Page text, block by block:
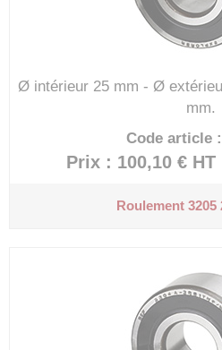
Ø intérieur 25 mm - Ø
mm.
Code article :
Prix : 100,10 € HT
Roulement 3205